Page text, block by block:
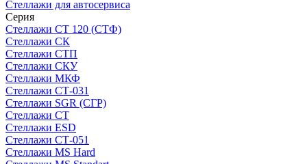
Стеллажи для автосервиса
Серия
Стеллажи СТ 120 (СТФ)
Стеллажи СК
Стеллажи СТП
Стеллажи СКУ
Стеллажи МКФ
Стеллажи СТ-031
Стеллажи SGR (СГР)
Стеллажи СТ
Стеллажи ESD
Стеллажи СТ-051
Стеллажи MS Hard